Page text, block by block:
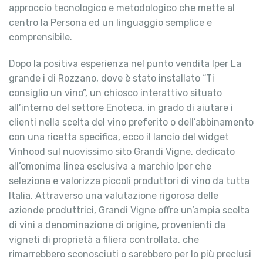
approccio tecnologico e metodologico che mette al
centro la Persona ed un linguaggio semplice e
comprensibile.
Dopo la positiva esperienza nel punto vendita Iper La
grande i di Rozzano, dove è stato installato “Ti
consiglio un vino”, un chiosco interattivo situato
all’interno del settore Enoteca, in grado di aiutare i
clienti nella scelta del vino preferito o dell’abbinamento
con una ricetta specifica, ecco il lancio del widget
Vinhood sul nuovissimo sito Grandi Vigne, dedicato
all’omonima linea esclusiva a marchio Iper che
seleziona e valorizza piccoli produttori di vino da tutta
Italia. Attraverso una valutazione rigorosa delle
aziende produttrici, Grandi Vigne offre un’ampia scelta
di vini a denominazione di origine, provenienti da
vigneti di proprietà a filiera controllata, che
rimarrebbero sconosciuti o sarebbero per lo più preclusi